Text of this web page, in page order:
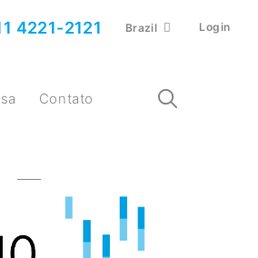
4221-2121 Brazil Login
Contato